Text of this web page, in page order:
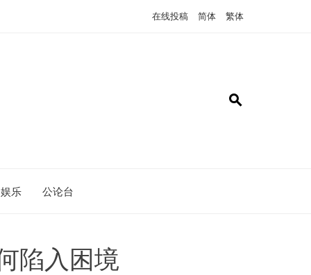
在线投稿 简体 繁体
娱乐 公论台
陷入困境